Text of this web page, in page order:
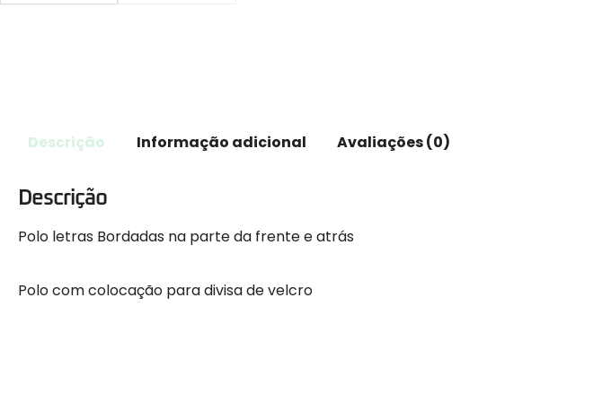
Descrição Informação adicional Avaliações (0)
Descrição
Polo letras Bordadas na parte da frente e atrás
Polo com colocação para divisa de velcro